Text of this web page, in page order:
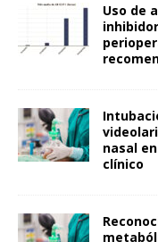
Uso de
nasal
clínico